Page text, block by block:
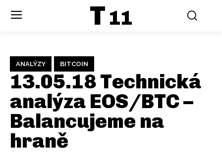
T 11
ANALÝZY BITCOIN
13.05.18 Technická
analýza EOS/BTC –
Balancujeme na
hraně